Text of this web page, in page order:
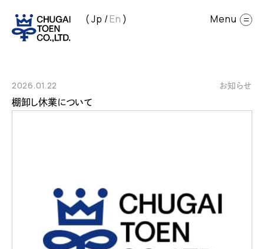
Jp En
2026.01.22 お知らせ
棚卸し休業について